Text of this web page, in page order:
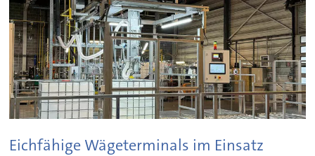
Eichfähige Wägeterminals im Einsatz